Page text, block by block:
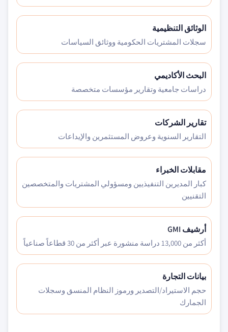
الوثائق التنظيمية
سجلات المشتريات الحكومية ووثائق السياسات
البحث الأكاديمي
دراسات جامعية وتقارير مؤسسات متخصصة
تقارير الشركات
التقارير السنوية وعروض المستثمرين والإيداعات
مقابلات الخبراء
كبار المديرين التنفيذيين ومسؤولي المشتريات والمتخصصين
التقنيين
أرشيف GMI
أكثر من 13,000 دراسة منشورة عبر أكثر من 30 قطاعاً صناعياً
بيانات التجارة
حجم الاستيراد/التصدير ورموز النظام المنسق وسجلات
الجمارك